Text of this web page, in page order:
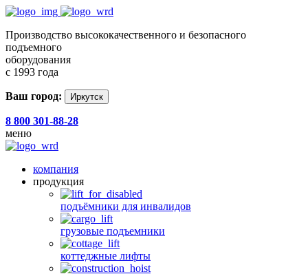
Производство высококачественного и безопасного
подъемного
оборудования
с 1993 года
Ваш город: Иркутск
8 800 301-88-28
меню
компания
продукция
подъёмники для инвалидов
грузовые подъемники
коттеджные лифты